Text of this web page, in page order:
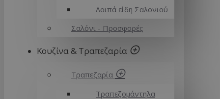
Λοιπά είδη Σαλονιού
Σαλόνι - Προσφορές
Κουζίνα & Τραπεζαρία
Τραπεζαρία
Τραπεζομάντηλα